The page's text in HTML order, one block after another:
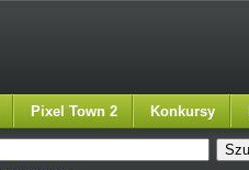
Pixel Town 2 Konkursy